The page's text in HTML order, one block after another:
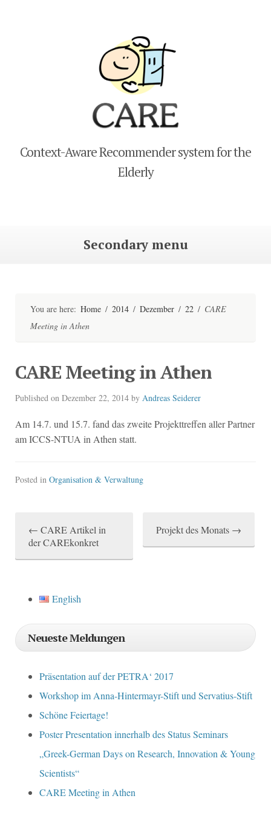
Context-Aware Recommender system for the
Elderly
Secondary menu
You are here: Home / 2014 / Dezember / 22 / CARE
Meeting in Athen
CARE Meeting in Athen
Published on Dezember 22, 2014 by Andreas Seiderer
Am 14.7. und 15.7. fand das zweite Projekttreffen aller Partner
am ICCS-NTUA in Athen statt.
Posted in Organisation & Verwaltung
o
n
a
← CARE Artikel in
der CAREkonkret
Projekt des Monats →
English
Neueste Meldungen
Präsentation auf der PETRA‘ 2017
Workshop im Anna-Hintermayr-Stift und Servatius-Stift
Schöne Feiertage!
Poster Presentation innerhalb des Status Seminars
„Greek-German Days on Research, Innovation & Young
Scientists“
CARE Meeting in Athen